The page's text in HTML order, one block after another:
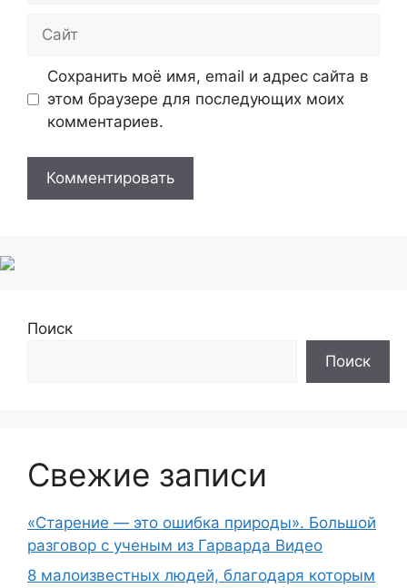
Сайт
Сохранить моё имя, email и адрес сайта в
этом браузере для последующих моих
комментариев.
Поиск
Поиск
Свежие записи
«Старение — это ошибка природы». Большой
разговор с ученым из Гарварда Видео
8 малоизвестных людей, благодаря которым